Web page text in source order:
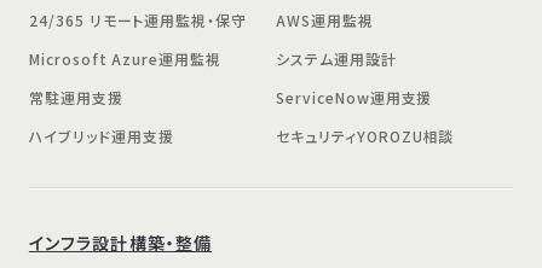
24/365 リモート運用監視・保守
AWS運用監視
Microsoft Azure運用監視
システム運用設計
常駐運用支援
ServiceNow運用支援
ハイブリッド運用支援
セキュリティYOROZU相談
インフラ設計構築・整備